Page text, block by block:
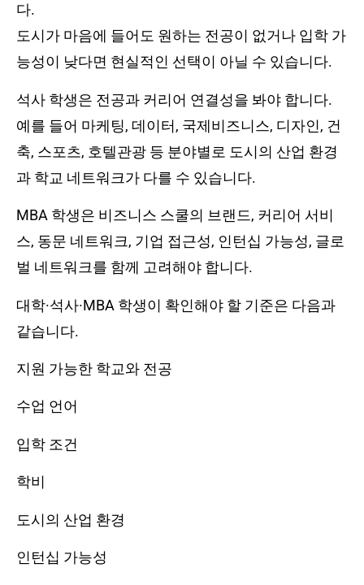
다.
도시가 마음에 들어도 원하는 전공이 없거나 입학 가
능성이 낮다면 현실적인 선택이 아닐 수 있습니다.
석사 학생은 전공과 커리어 연결성을 봐야 합니다.
예를 들어 마케팅, 데이터, 국제비즈니스, 디자인, 건
축, 스포츠, 호텔관광 등 분야별로 도시의 산업 환경
과 학교 네트워크가 다를 수 있습니다.
MBA 학생은 비즈니스 스쿨의 브랜드, 커리어 서비
스, 동문 네트워크, 기업 접근성, 인턴십 가능성, 글로
벌 네트워크를 함께 고려해야 합니다.
대학·석사·MBA 학생이 확인해야 할 기준은 다음과
같습니다.
지원 가능한 학교와 전공
수업 언어
입학 조건
학비
도시의 산업 환경
인턴십 가능성